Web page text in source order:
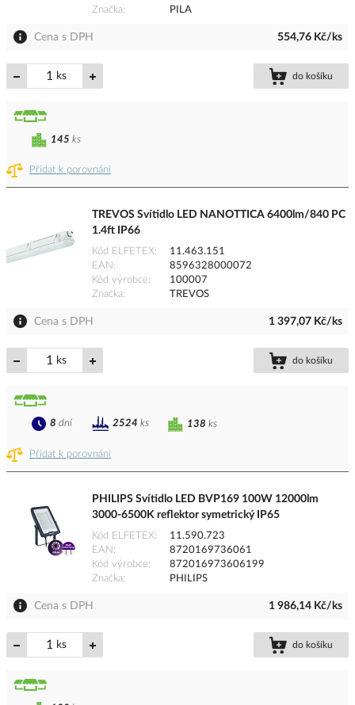
Značka
PILA
Cena s DPH 554,76 Kč/ks
ks do košíku
Přidat k porovnání
145 ks
TREVOS Svítidlo LED NANOTTICA 6400lm/840 PC
1.4ft IP66
Kód ELFETEX
11.463.151
EAN
8596328000072
Kód výrobce
100007
Značka
TREVOS
Cena s DPH 1 397,07 Kč/ks
ks do košíku
Přidat k porovnání
138 ks
8 dní 2524 ks
PHILIPS Svítidlo LED BVP169 100W 12000lm
3000-6500K reflektor symetrický IP65
Kód ELFETEX
11.590.723
EAN
8720169736061
Kód výrobce
872016973606199
Značka
PHILIPS
Cena s DPH 1 986,14 Kč/ks
ks do košíku